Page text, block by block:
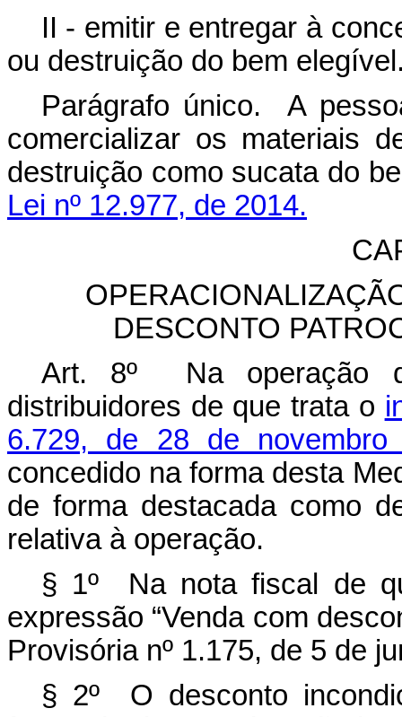
II - emitir e entregar à
ou destruição do bem
Parágrafo único. A
comercializar os materiais
destruição como sucata do
Lei nº 12.977, de 2014.
DESCONTO
Art. 8º Na operação
distribuidores de que trata o
6.729, de 28 de novembro
concedido na forma desta
de forma destacada como
relativa à operação.
§ 1º Na nota fiscal de
expressão “Venda com
Provisória nº 1.175, de 5 de
§ 2º O desconto